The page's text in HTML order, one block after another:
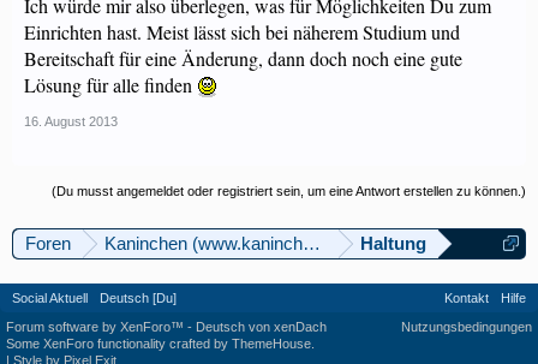
Ich würde mir also überlegen, was für Möglichkeiten Du zum
Einrichten hast. Meist lässt sich bei näherem Studium und
Bereitschaft für eine Änderung, dann doch noch eine gute
Lösung für alle finden
16. August 2013
(Du musst angemeldet oder registriert sein, um eine Antwort erstellen zu können.)
Foren Kaninchen (www.kaninchenforum.ch)
Haltung
Social Aktuell Deutsch [Du] Kontakt
Hilfe
Nutzungsbedingungen
Forum software by XenForo™ - Deutsch von xenDach
Some XenForo functionality crafted by ThemeHouse
| Style by Pixel Exit